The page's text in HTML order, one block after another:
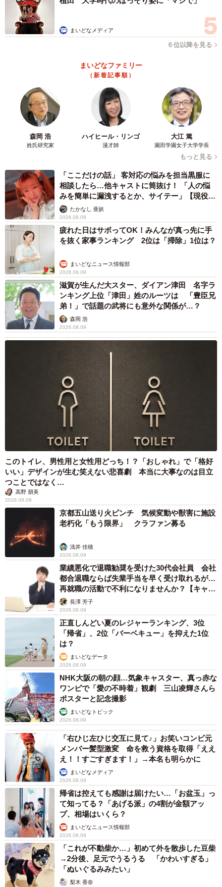
まいどなメディア
６位以降を見る
まいどなファミリー
（新着記事順）
森岡 浩
姓氏研究家
ハイヒール・リンゴ
漫才師
大江 篤
園田学園女子大学学長
もっと見る
「ここだけの話」 客対応の悩みを担当黒服に
相談したら…他キャストに筒抜け！ 「人の悩
みを簡単に漏洩するとか、サイテー」【現役キ
ャストに取材】
たかなし 亜妖
2026.08.09
疲れた日はサボってOK！みんなが真っ先に手
を抜く家事ランキング 2位は「掃除」1位は？
まいどなニュース情報部
2026.08.09
滋賀が生んだ大スター、ダイアン津田 名字ラ
ンキング上位「津田」姓のルーツは 「豊臣兄
弟！」で話題の武将にも意外な関係が…？
森岡 浩
2026.08.09
このトイレ、男性用と女性用どっち！？「おしゃれ」で「格好
いい」デザインが生む笑えない悲喜劇 本当に大事なのは目立
つことではなく…
高野 朋美
2026.08.09
京都五山送り火ピンチ 気候変動や獣害に施設
老朽化「もう限界」 クラファン募る
浅井 佳穂
2026.08.09
業績悪化で退職勧奨を受けた30代会社員 会社
都合退職ならば失業手当を早く受け取れるが…
再就職の活動で不利になりませんか？【キャリ
アカウンセラーが解説】
長澤 芳子
2026.08.09
正直しんどい夏のレジャーランキング、3位
「帰省」、2位「バーベキュー」を抑えた1位
は？
まいどなデータ
2026.08.09
NHK大阪の朝の顔…気象キャスター、真っ赤な
ワンピで「愛の不時着」観劇 三山凌輝さんら
ポスターと記念撮影
まいどなトピック
2026.08.09
「右ひじ左ひじ交互に見て♪」お笑いコンビ元
メンバー髪型激変 命を救う資格を取得「ええ
え！！すごすぎます！」→本名も明らかに
まいどなメディア
2026.08.09
帰省は控えても感謝は届けたい…「お盆玉」っ
て知ってる？「あげる派」の4割が金額アッ
プ、相場はいくら？
まいどなニュース情報部
2026.08.09
「これが不動柴か…」初めて外を散歩した豆柴
→2分後、足元でうるうる 「かわいすぎる」
「ぬいぐるみみたい」
梨木 香奈